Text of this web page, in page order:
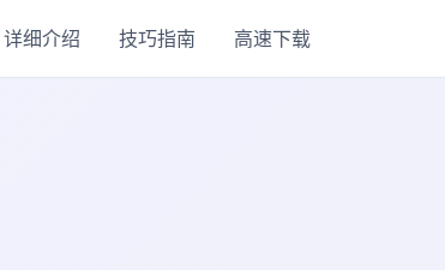
详细介绍 技巧指南 高速下载